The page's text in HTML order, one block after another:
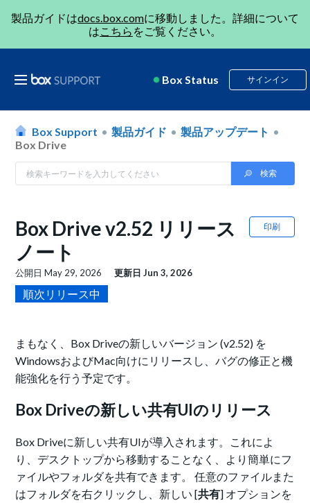
製品ガイドはdocs.box.comに移動しました。詳細について
はこちら をご覧ください。
Box Status サインイン
Box Support 製品ガイド
製品アップデート
Box Drive
印刷
Box Drive v2.52 リリース
ノート
公開日May 29, 2026 更新日Jun 3, 2026
順次リリース中
まもなく、Box Driveの新しいバージョン (v2.52) を
WindowsおよびMac向けにリリースし、バグの修正と機
能強化を行う予定です。
Box Driveの新しい共有UIのリリース
Box Driveに新しい共有UIが導入されます。これによ
り、デスクトップから移動することなく、より簡単にフ
ァイルやフォルダを共有できます。 任意のファイルまた
はフォルダを右クリックし、新しい [共有] オプションを